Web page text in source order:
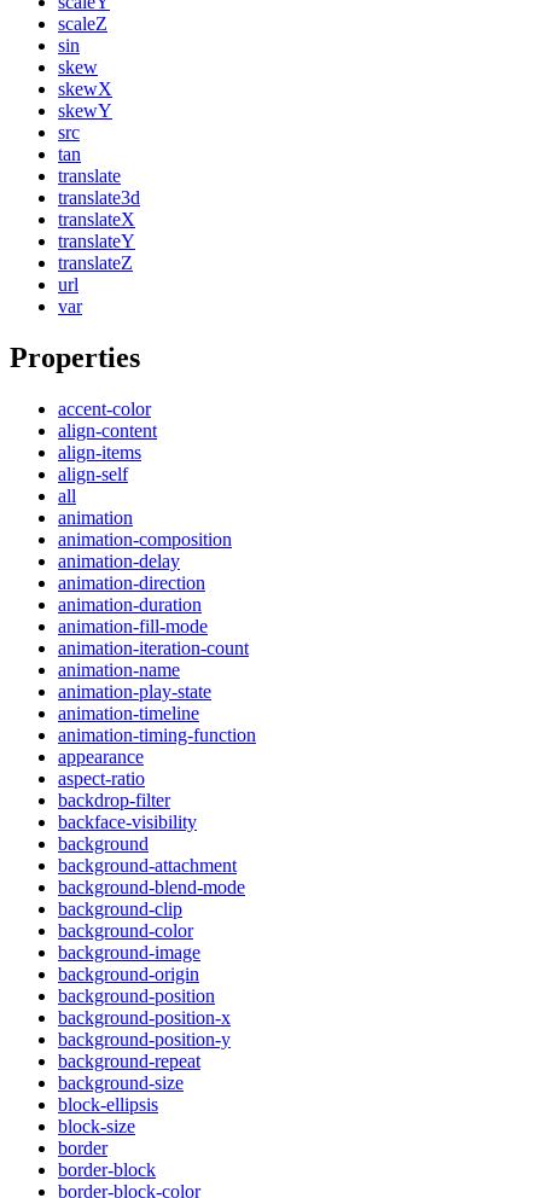
scaleZ
sin
skew
skewX
skewY
src
tan
translate
translate3d
translateX
translateY
translateZ
url
var
Properties
accent-color
align-content
align-items
align-self
all
animation
animation-composition
animation-delay
animation-direction
animation-duration
animation-fill-mode
animation-iteration-count
animation-name
animation-play-state
animation-timeline
animation-timing-function
appearance
aspect-ratio
backdrop-filter
backface-visibility
background
background-attachment
background-blend-mode
background-clip
background-color
background-image
background-origin
background-position
background-position-x
background-position-y
background-repeat
background-size
block-ellipsis
block-size
border
border-block
border-block-color